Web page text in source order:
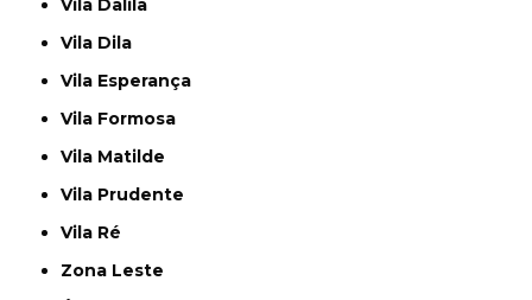
Vila Dalila
Vila Dila
Vila Esperança
Vila Formosa
Vila Matilde
Vila Prudente
Vila Ré
Zona Leste